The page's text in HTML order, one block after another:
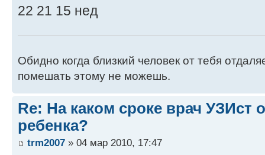
22 21 15 нед
Обидно когда близкий человек от тебя
помешать этому не можешь.
Re: На каком сроке врач УЗИст
ребенка?
trm2007 » 04 мар 2010, 17:47